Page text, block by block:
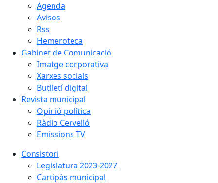
Agenda
Avisos
Rss
Hemeroteca
Gabinet de Comunicació
Imatge corporativa
Xarxes socials
Butlletí digital
Revista municipal
Opinió política
Ràdio Cervelló
Emissions TV
Consistori
Legislatura 2023-2027
Cartipàs municipal